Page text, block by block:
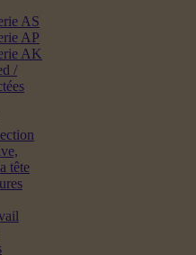
AS
AP
AK
/
tête